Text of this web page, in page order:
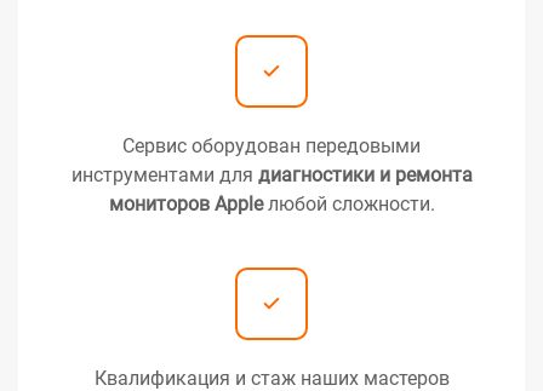
Сервис оборудован передовыми
инструментами для диагностики и ремонта
мониторов Appleлюбой сложности.
Квалификация и стаж наших мастеров